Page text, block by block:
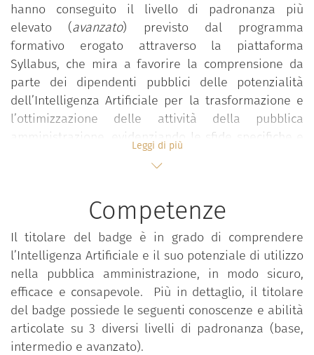
hanno conseguito il livello di padronanza più
elevato (avanzato) previsto dal programma
formativo erogato attraverso la piattaforma
Syllabus, che mira a favorire la comprensione da
parte dei dipendenti pubblici delle potenzialità
dell’Intelligenza Artificiale per la trasformazione e
l’ottimizzazione delle attività della pubblica
amministrazione, evidenziando le sfide specifiche e
le implicazioni strategiche, tecnologiche, etiche e
giuridiche che accompagnano l’adozione dell’IA. Ciò
consapevole, sicuro ed efficace di questa tecnologia
anche nella pubblica amministrazione.
In particolare, il programma, articolato in tre livelli
di padronanza (base, intermedio e avanzato), mira
a sviluppare la consapevolezza oltre che sulle
caratteristiche distintive delle famiglie di soluzioni
tecnologiche racchiuse nel concetto di Intelligenza
Artificiale, sugli impatti reali e potenziali dell’IA
Leggi di più
Competenze
Il titolare del badge è in grado di comprendere
l’Intelligenza Artificiale e il suo potenziale di utilizzo
nella pubblica amministrazione, in modo sicuro,
efficace e consapevole. Più in dettaglio, il titolare
del badge possiede le seguenti conoscenze e abilità
articolate su 3 diversi livelli di padronanza (base,
intermedio e avanzato).